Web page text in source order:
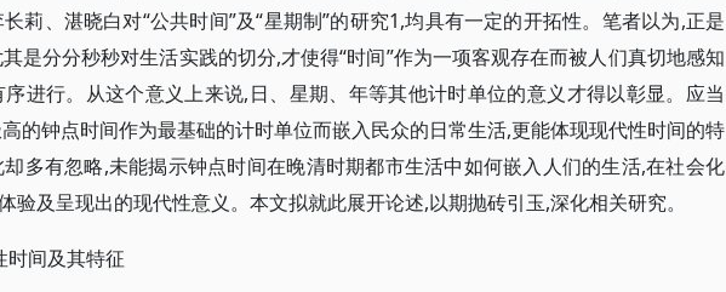
莉、湛晓白对“公共时间”及“星期制”的研究1,均具有一定的开拓性。笔者以为,正是
是分分秒秒对生活实践的切分,才使得“时间”作为一项客观存在而被人们真切地感知
进行。从这个意义上来说,日、星期、年等其他计时单位的意义才得以彰显。应当
的钟点时间作为最基础的计时单位而嵌入民众的日常生活,更能体现现代性时间的特
多有忽略,未能揭示钟点时间在晚清时期都市生活中如何嵌入人们的生活,在社会化
验及呈现出的现代性意义。本文拟就此展开论述,以期抛砖引玉,深化相关研究。
时间及其特征